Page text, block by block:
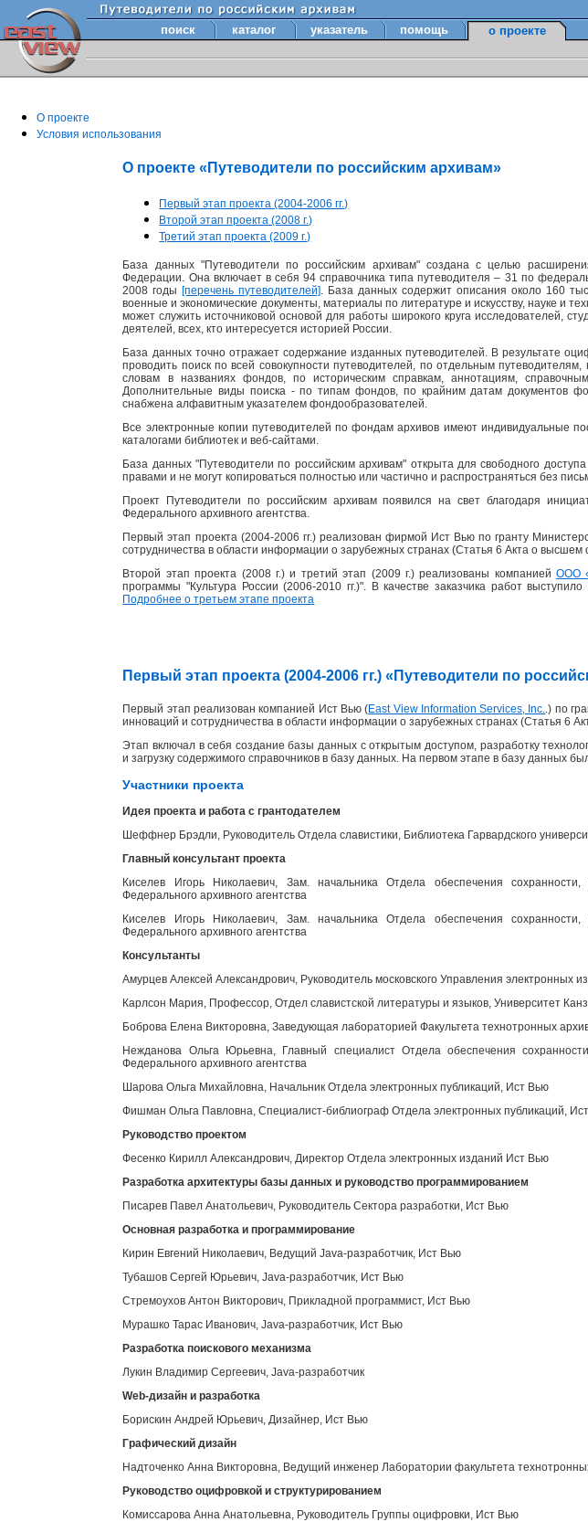
поиск каталог указатель помощь о проекте
О проекте
Условия использования
О проекте «Путеводители по российским архивам»
Первый этап проекта (2004-2006 гг.)
Второй этап проекта (2008 г.)
Третий этап проекта (2009 г.)
База данных "Путеводители по российским архивам" создана с целью
Федерации. Она включает в себя 94 справочника типа путеводителя – 31 по
2008 годы [перечень путеводителей]. База данных содержит описания около 160
военные и экономические документы, материалы по литературе и искусству, науке и
может служить источниковой основой для работы широкого круга исследователей,
деятелей, всех, кто интересуется историей России.
База данных точно отражает содержание изданных путеводителей. В результате
проводить поиск по всей совокупности путеводителей, по отдельным
словам в названиях фондов, по историческим справкам, аннотациям,
Дополнительные виды поиска - по типам фондов, по крайним датам документов
снабжена алфавитным указателем фондообразователей.
Все электронные копии путеводителей по фондам архивов имеют индивидуальные
каталогами библиотек и веб-сайтами.
База данных "Путеводители по российским архивам" открыта для свободного
правами и не могут копироваться полностью или частично и распространяться без
Проект Путеводители по российским архивам появился на свет благодаря
Федерального архивного агентства.
Первый этап проекта (2004-2006 гг.) реализован фирмой Ист Вью по гранту
сотрудничества в области информации о зарубежных странах (Статья 6 Акта о высшем
Второй этап проекта (2008 г.) и третий этап (2009 г.) реализованы компаниейООО
программы "Культура России (2006-2010 гг.)". В качестве заказчика работ
Подробнее о третьем этапе проекта
Первый этап проекта (2004-2006 гг.) «Путеводители по
Первый этап реализован компанией Ист Вью (East View Information Services, Inc. .) по
инноваций и сотрудничества в области информации о зарубежных странах (Статья 6
Этап включал в себя создание базы данных с открытым доступом, разработку
и загрузку содержимого справочников в базу данных. На первом этапе в базу данных
Участники проекта
Идея проекта и работа с грантодателем
Шеффнер Брэдли, Руководитель Отдела славистики, Библиотека Гарвардского
Главный консультант проекта
Киселев Игорь Николаевич, Зам. начальника Отдела обеспечения сохранности,
Федерального архивного агентства
Киселев Игорь Николаевич, Зам. начальника Отдела обеспечения сохранности,
Федерального архивного агентства
Консультанты
Амурцев Алексей Александрович, Руководитель московского Управления электронных
Карлсон Мария, Профессор, Отдел славистской литературы и языков, Университет
Боброва Елена Викторовна, Заведующая лабораторией Факультета технотронных
Нежданова Ольга Юрьевна, Главный специалист Отдела обеспечения
Федерального архивного агентства
Шарова Ольга Михайловна, Начальник Отдела электронных публикаций, Ист Вью
Фишман Ольга Павловна, Специалист-библиограф Отдела электронных публикаций,
Руководство проектом
Фесенко Кирилл Александрович, Директор Отдела электронных изданий Ист Вью
Разработка архитектуры базы данных и руководство программированием
Писарев Павел Анатольевич, Руководитель Сектора разработки, Ист Вью
Основная разработка и программирование
Кирин Евгений Николаевич, Ведущий Java-разработчик, Ист Вью
Тубашов Сергей Юрьевич, Java-разработчик, Ист Вью
Стремоухов Антон Викторович, Прикладной программист, Ист Вью
Мурашко Тарас Иванович, Java-разработчик, Ист Вью
Разработка поискового механизма
Лукин Владимир Сергеевич, Java-разработчик
Web-дизайн и разработка
Борискин Андрей Юрьевич, Дизайнер, Ист Вью
Графический дизайн
Надточенко Анна Викторовна, Ведущий инженер Лаборатории факультета
Руководство оцифровкой и структурированием
Комиссарова Анна Анатольевна, Руководитель Группы оцифровки, Ист Вью